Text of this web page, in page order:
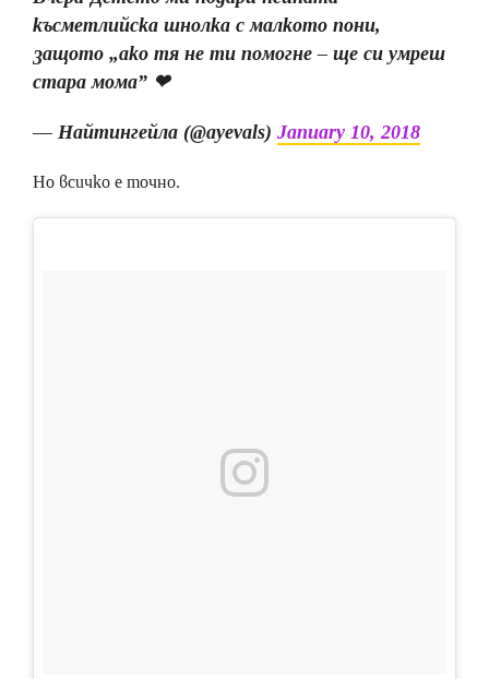
късметлийска шнолка с малкото пони,
защото „ако тя не ти помогне – ще си умреш
стара мома” ❤
— Найтингейла (@ayevals) January 10, 2018
Но всичко е точно.